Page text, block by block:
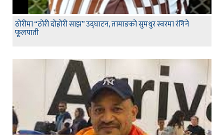
ठोरीमा “ठोरी दोहोरी साझ” उद्घाटन, तामाङको सुमधुर स्वरमा रंगिने
फूलपाती